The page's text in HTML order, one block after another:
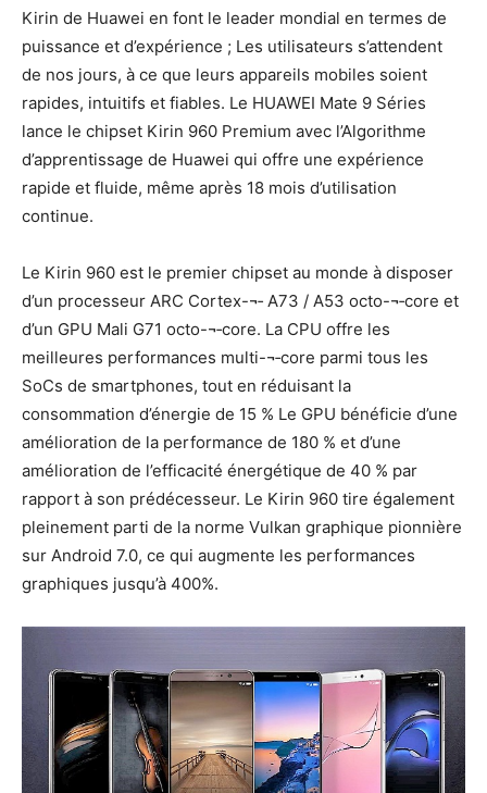
Kirin de Huawei en font le leader mondial en termes de
puissance et d’expérience ; Les utilisateurs s’attendent
de nos jours, à ce que leurs appareils mobiles soient
rapides, intuitifs et fiables. Le HUAWEI Mate 9 Séries
lance le chipset Kirin 960 Premium avec l’Algorithme
d’apprentissage de Huawei qui offre une expérience
rapide et fluide, même après 18 mois d’utilisation
continue.
Le Kirin 960 est le premier chipset au monde à disposer
d’un processeur ARC Cortex-¬‐ A73 / A53 octo-¬‐core et
d’un GPU Mali G71 octo-¬‐core. La CPU offre les
meilleures performances multi-¬‐core parmi tous les
SoCs de smartphones, tout en réduisant la
consommation d’énergie de 15 % Le GPU bénéficie d’une
amélioration de la performance de 180 % et d’une
amélioration de l’efficacité énergétique de 40 % par
rapport à son prédécesseur. Le Kirin 960 tire également
pleinement parti de la norme Vulkan graphique pionnière
sur Android 7.0, ce qui augmente les performances
graphiques jusqu’à 400%.